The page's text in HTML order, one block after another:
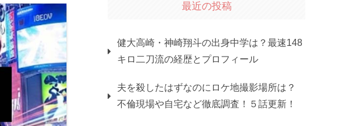
最近の投稿
健大高崎・神崎翔斗の出身中学は？最速148
キロ二刀流の経歴とプロフィール
夫を殺したはずなのにロケ地撮影場所は？
不倫現場や自宅など徹底調査！５話更新！